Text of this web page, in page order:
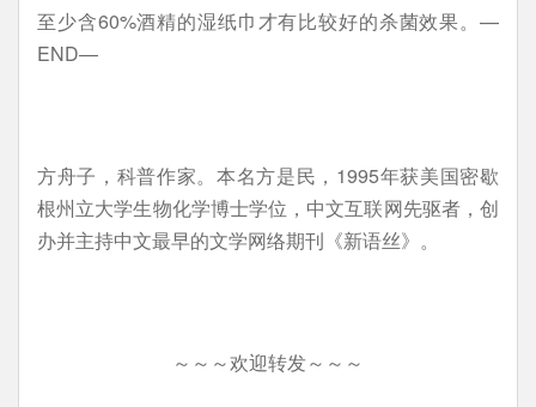
至少含60%酒精的湿纸巾才有比较好的杀菌效果。—
END—
方舟子，科普作家。本名方是民，1995年获美国密歇
根州立大学生物化学博士学位，中文互联网先驱者，创
办并主持中文最早的文学网络期刊《新语丝》。
～～～欢迎转发～～～